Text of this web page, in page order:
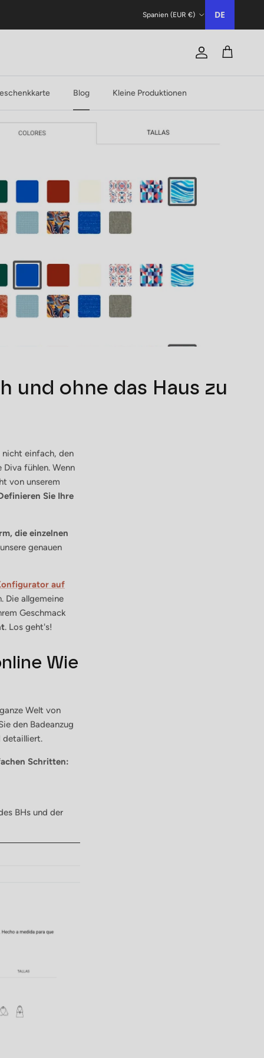
Spanien (EUR €) DE
KontoTrolley
Blog Kleine Produktionen
und ohne das Haus zu
nicht einfach, den
fühlen. Wenn
von unserem
Sie Ihre
die einzelnen
genauen
auf
Die allgemeine
Geschmack
. Los geht's!
Wie
Welt von
den Badeanzug
detailliert.
Schritten:
BHs und der